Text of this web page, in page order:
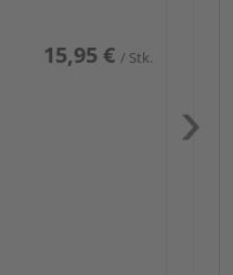
15,95 € / Stk.